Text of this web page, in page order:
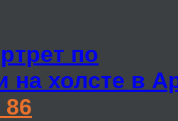
по
холсте в
86